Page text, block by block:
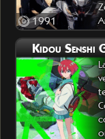
1991
Kidou Senshi